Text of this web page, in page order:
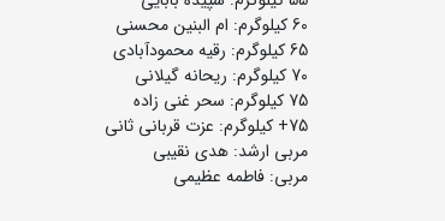
60 کیلوگرم: ام البنین محسنی
65 کیلوگرم: رقیه محمودآبادی
70 کیلوگرم: ریحانه گیلانی
75 کیلوگرم: سحر غنی زاده
75+ کیلوگرم: عزت قربانی ثانی
مربی ارشد: هدی نقیبی
مربی: فاطمه عظیمی